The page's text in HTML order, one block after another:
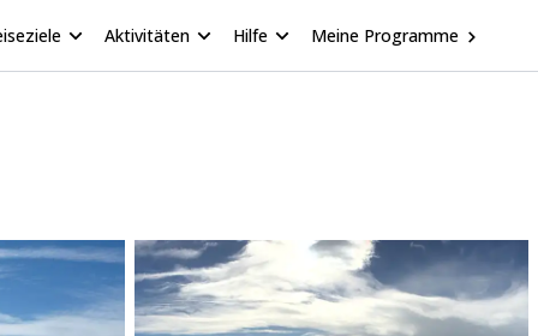
Aktivitäten Hilfe Meine Programme